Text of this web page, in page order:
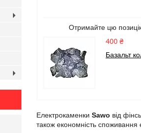
Отримайте цю
400 ₴
Базальт
Електрокаменки Sawo від
також економність споживання